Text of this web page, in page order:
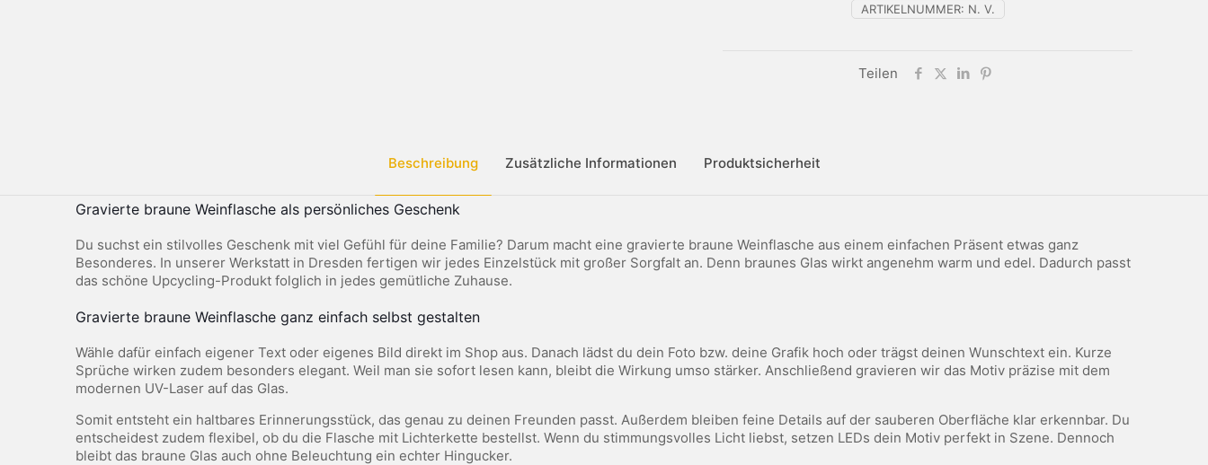
ARTIKELNUMMER: N. V.
Teilen
Beschreibung Zusätzliche Informationen Produktsicherheit
Gravierte braune Weinflasche als persönliches Geschenk
Du suchst ein stilvolles Geschenk mit viel Gefühl für deine Familie? Darum macht eine gravierte braune Weinflasche aus einem einfachen Präsent etwas ganz
Besonderes. In unserer Werkstatt in Dresden fertigen wir jedes Einzelstück mit großer Sorgfalt an. Denn braunes Glas wirkt angenehm warm und edel. Dadurch passt
das schöne Upcycling-Produkt folglich in jedes gemütliche Zuhause.
Gravierte braune Weinflasche ganz einfach selbst gestalten
Wähle dafür einfach eigener Text oder eigenes Bild direkt im Shop aus. Danach lädst du dein Foto bzw. deine Grafik hoch oder trägst deinen Wunschtext ein. Kurze
Sprüche wirken zudem besonders elegant. Weil man sie sofort lesen kann, bleibt die Wirkung umso stärker. Anschließend gravieren wir das Motiv präzise mit dem
modernen UV-Laser auf das Glas.
Somit entsteht ein haltbares Erinnerungsstück, das genau zu deinen Freunden passt. Außerdem bleiben feine Details auf der sauberen Oberfläche klar erkennbar. Du
entscheidest zudem flexibel, ob du die Flasche mit Lichterkette bestellst. Wenn du stimmungsvolles Licht liebst, setzen LEDs dein Motiv perfekt in Szene. Dennoch
bleibt das braune Glas auch ohne Beleuchtung ein echter Hingucker.